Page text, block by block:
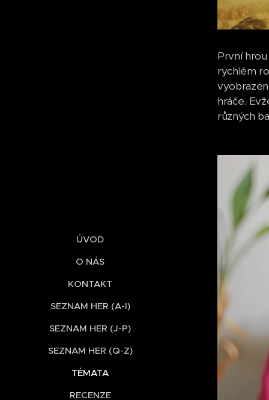
ÚVOD
O NÁS
KONTAKT
SEZNAM HER (A-I)
SEZNAM HER (J-P)
SEZNAM HER (Q-Z)
TÉMATA
RECENZE
První
rychlém
hráče.
různých